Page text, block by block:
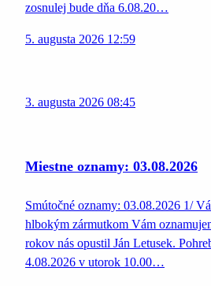
zosnulej bude dňa 6.08.20…
5. augusta 2026 12:59
3. augusta 2026 08:45
Miestne oznamy: 03.08.2026
Smútočné oznamy: 03.08.2026 1/
hlbokým zármutkom Vám
rokov nás opustil Ján Letusek.
4.08.2026 v utorok 10.00…